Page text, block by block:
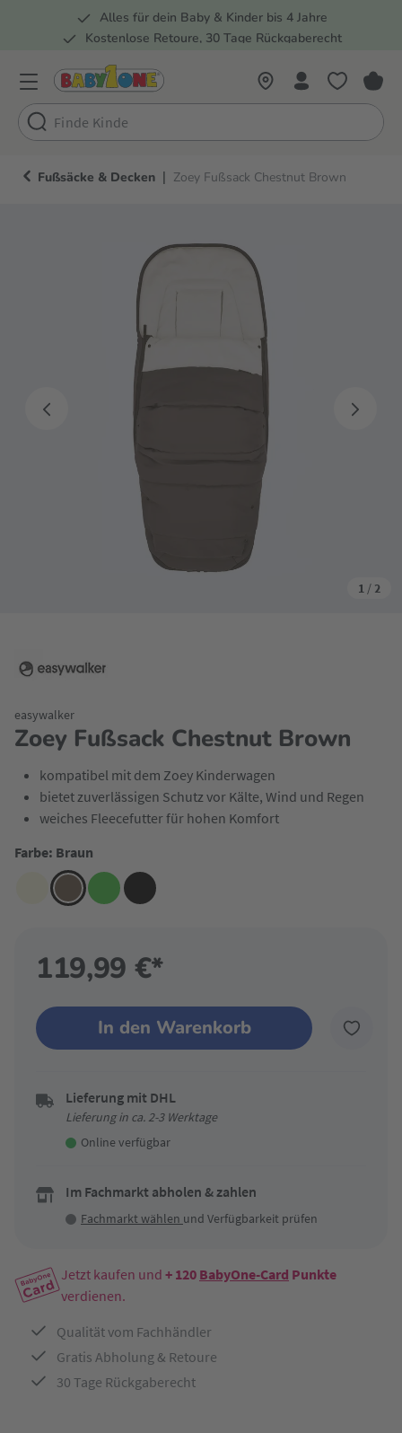
Zur Hauptnavigation springen
Alles für dein Baby & Kinder bis 4 Jahre
Kostenlose Retoure, 30 Tage Rückgaberecht
Fußsäcke & Decken | Zoey Fußsack Chestnut Brown
1 / 2
Zoey Fußsack Chestnut Brown
easywalker
kompatibel mit dem Zoey Kinderwagen
bietet zuverlässigen Schutz vor Kälte, Wind und Regen
weiches Fleecefutter für hohen Komfort
Farbe: Braun
119,99 €*
In den Warenkorb
Lieferung mit DHL
Lieferung in ca. 2-3 Werktage
Online verfügbar
Im Fachmarkt abholen & zahlen
Fachmarkt wählen und Verfügbarkeit prüfen
Jetzt kaufen und + 120 BabyOne-Card Punkte
verdienen.
Qualität vom Fachhändler
Gratis Abholung & Retoure
30 Tage Rückgaberecht